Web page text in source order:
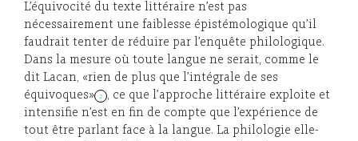
L’équivocité du texte littéraire n’est pas
nécessairement une faiblesse épistémologique qu’il
faudrait tenter de réduire par l’enquête philologique.
Dans la mesure où toute langue ne serait, comme le
dit Lacan, «rien de plus que l’intégrale de ses
équivoques» 2
, ce que l’approche littéraire exploite et
intensifie n’est en fin de compte que l’expérience de
tout être parlant face à la langue. La philologie elle-